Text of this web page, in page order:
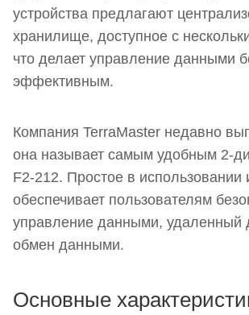
устройства предлагают
хранилище, доступное с
что делает управление данными
эффективным.
Компания TerraMaster недавно
она называет самым удобным 2-
F2-212. Простое в использовании
обеспечивает пользователям
управление данными, удаленный
обмен данными.
Основные